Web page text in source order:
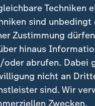
Techniken
sind
Zustimmung
hinaus
oder abrufen. Dabei
nicht an
sind. Wir
Zwecken.